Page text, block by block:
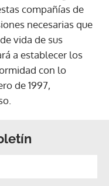
compañías de
necesarias que
vida de sus
a establecer los
con lo
de 1997,